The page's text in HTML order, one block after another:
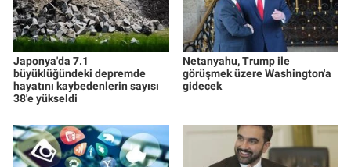
Japonya'da 7.1
büyüklüğündeki depremde
hayatını kaybedenlerin sayısı
38'e yükseldi
Netanyahu, Trump ile
görüşmek üzere Washington'a
gidecek